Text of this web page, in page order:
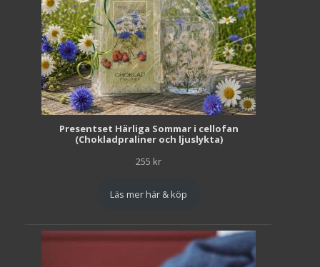
Presentset Härliga Sommar i cellofan
(Chokladpraliner och ljuslykta)
255 kr
Läs mer här & köp